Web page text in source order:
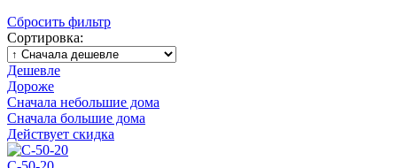
Сбросить фильтр
Сортировка:
Дешевле
Дороже
Сначала небольшие дома
Сначала большие дома
Действует скидка